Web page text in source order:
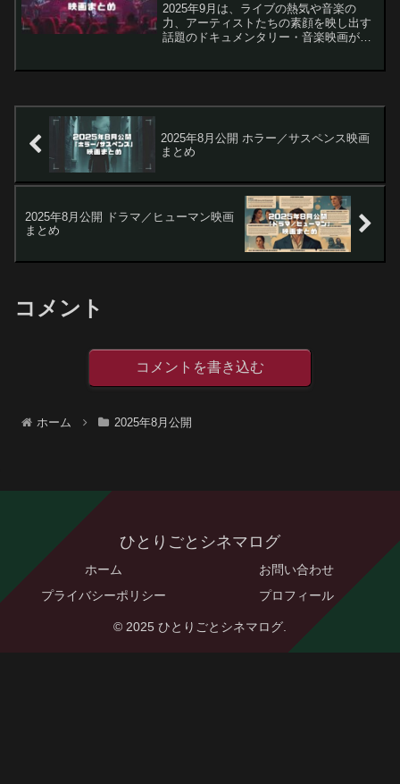
2025年9月は、ライブの熱気や音楽の
力、アーティストたちの素顔を映し出す
話題のドキュメンタリー・音楽映画が劇
2025年8月公開 ホラー／サスペンス映画
まとめ
2025年8月公開 ドラマ／ヒューマン映画
まとめ
コメント
コメントを書き込む
ホーム 2025年8月公開
ひとりごとシネマログ
ホーム
お問い合わせ
プライバシーポリシー
プロフィール
© 2025 ひとりごとシネマログ.